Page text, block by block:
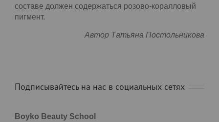
С яркими тонами помад можно
экспериментировать. Но есть некоторые «но».
Темные помады визуально сужают губы, также
могут подчеркнуть небольшие морщинки.
пигмент.